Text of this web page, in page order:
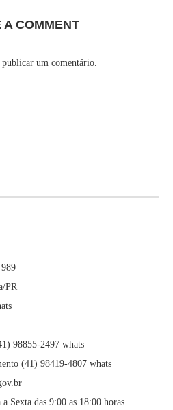
A COMMENT
publicar um comentário.
PR
98855-2497 whats
(41) 98419-4807 whats
Sexta das 9:00 as 18:00 horas